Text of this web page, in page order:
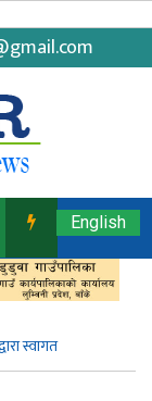
English
स्वागत